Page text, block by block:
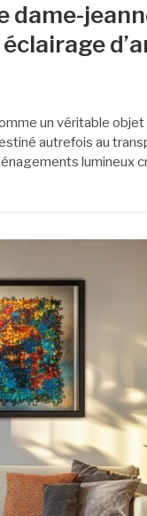
dame-
un véritable
autrefois au
lumineux